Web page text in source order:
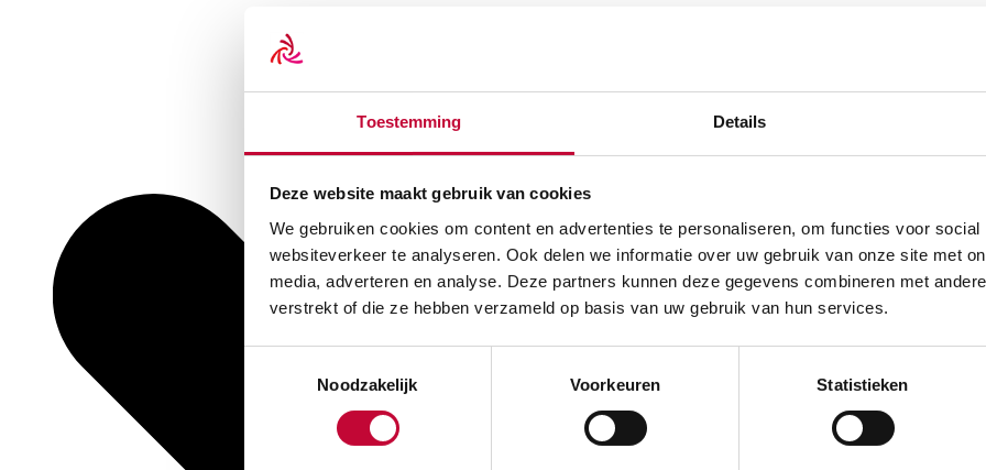
Toestemming Details
Deze website maakt gebruik van cookies
We gebruiken cookies om content en advertenties te personaliseren, om functies voor
websiteverkeer te analyseren. Ook delen we informatie over uw gebruik van onze site met
media, adverteren en analyse. Deze partners kunnen deze gegevens combineren met
verstrekt of die ze hebben verzameld op basis van uw gebruik van hun services.
Noodzakelijk
Voorkeuren Statistieken